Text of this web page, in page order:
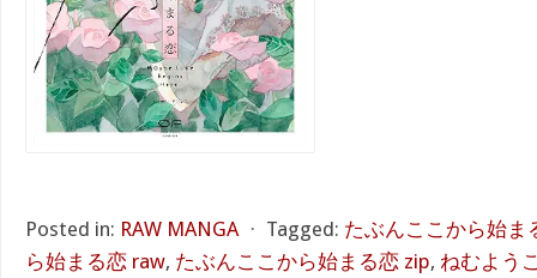
Posted in: RAW MANGA ⋅ Tagged: たぶんここから始ま
ら始まる恋 raw, たぶんここから始まる恋 zip, ねむよう